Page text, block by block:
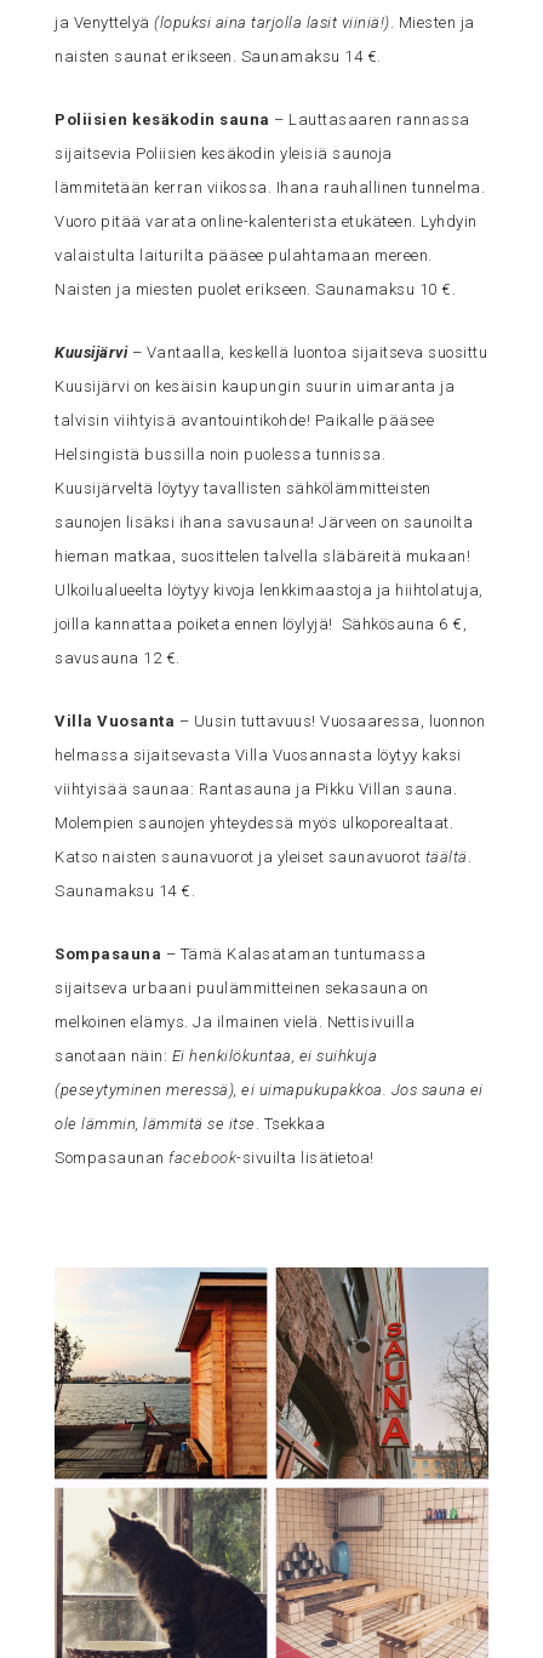
ja Venyttelyä (lopuksi aina tarjolla lasit viiniä!). Miesten ja
naisten saunat erikseen. Saunamaksu 14 €.
Poliisien kesäkodin sauna – Lauttasaaren rannassa
sijaitsevia Poliisien kesäkodin yleisiä saunoja
lämmitetään kerran viikossa. Ihana rauhallinen tunnelma.
Vuoro pitää varata online-kalenterista etukäteen. Lyhdyin
valaistulta laiturilta pääsee pulahtamaan mereen.
Naisten ja miesten puolet erikseen. Saunamaksu 10 €.
Kuusijärvi – Vantaalla, keskellä luontoa sijaitseva suosittu
Kuusijärvi on kesäisin kaupungin suurin uimaranta ja
talvisin viihtyisä avantouintikohde! Paikalle pääsee
Helsingistä bussilla noin puolessa tunnissa.
Kuusijärveltä löytyy tavallisten sähkölämmitteisten
saunojen lisäksi ihana savusauna! Järveen on saunoilta
hieman matkaa, suosittelen talvella släbäreitä mukaan!
Ulkoilualueelta löytyy kivoja lenkkimaastoja ja hiihtolatuja,
joilla kannattaa poiketa ennen löylyjä! Sähkösauna 6 €,
savusauna 12 €.
Villa Vuosanta – Uusin tuttavuus! Vuosaaressa, luonnon
helmassa sijaitsevasta Villa Vuosannasta löytyy kaksi
viihtyisää saunaa: Rantasauna ja Pikku Villan sauna.
Molempien saunojen yhteydessä myös ulkoporealtaat.
Katso naisten saunavuorot ja yleiset saunavuorot täältä.
Saunamaksu 14 €.
Sompasauna – Tämä Kalasataman tuntumassa
sijaitseva urbaani puulämmitteinen sekasauna on
melkoinen elämys. Ja ilmainen vielä. Nettisivuilla
sanotaan näin: Ei henkilökuntaa, ei suihkuja
(peseytyminen meressä), ei uimapukupakkoa. Jos sauna ei
ole lämmin, lämmitä se itse . Tsekkaa
Sompasaunan facebook-sivuilta lisätietoa!